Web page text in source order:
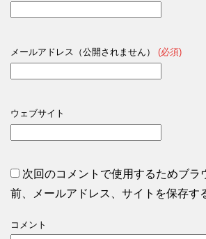
メールアドレス（公開されません） (必須)
ウェブサイト
次回のコメントで使用するためブラ
前、メールアドレス、サイトを保存す
コメント